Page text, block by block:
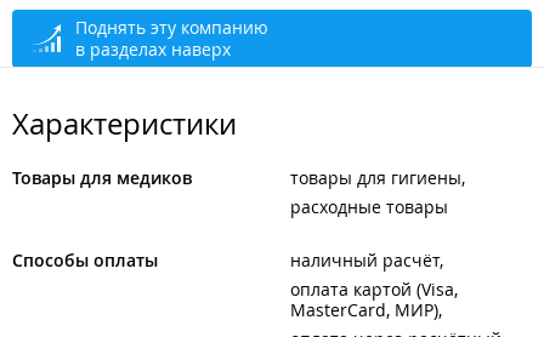
открыто: 09:00–17:00
Поднять эту компанию
в разделах наверх
Характеристики
Товары для медиков
товары для гигиены
расходные товары
Способы оплаты
наличный расчёт
оплата картой (Visa,
MasterCard, МИР)